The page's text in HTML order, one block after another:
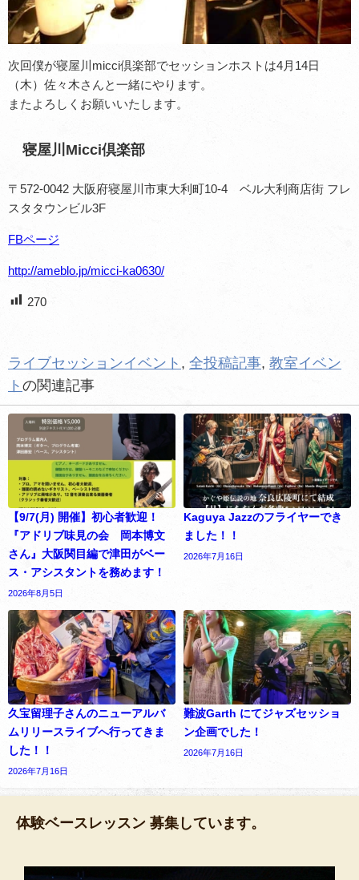
次回僕が寝屋川micci倶楽部でセッションホストは4月14日
（木）佐々木さんと一緒にやります。
またよろしくお願いいたします。
寝屋川Micci倶楽部
〒572-0042 大阪府寝屋川市東大利町10-4 ベル大利商店街 フレ
スタタウンビル3F
FBページ
http://ameblo.jp/micci-ka0630/
270
ライブセッションイベント , 全投稿記事, 教室イベン
ト の関連記事
【9/7(月) 開催】初心者歓迎！
『アドリブ味見の会 岡本博文
さん』大阪関目編で津田がベー
ス・アシスタントを務めます！
2026年8月5日
Kaguya Jazzのフライヤーでき
ました！！
2026年7月16日
久宝留理子さんのニューアルバ
ムリリースライブへ行ってきま
した！！
2026年7月16日
難波Garth にてジャズセッショ
ン企画でした！
2026年7月16日
体験ベースレッスン 募集しています。